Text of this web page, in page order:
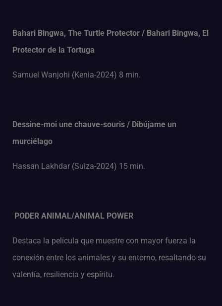
Bahari Bingwa, The Turtle Protector / Bahari Bingwa, El
Protector de la Tortuga
Samuel Wanjohi (Kenia-2024) 8 min.
Dessine-moi une chauve-souris / Dibújame un
murciélago
Hassan Lakhdar (Suiza-2024) 15 min.
PODER ANIMAL/ANIMAL POWER
Destaca la película que muestre con mayor fuerza la
conexión entre los animales y su entorno, resaltando su
valentía, resiliencia y espíritu.